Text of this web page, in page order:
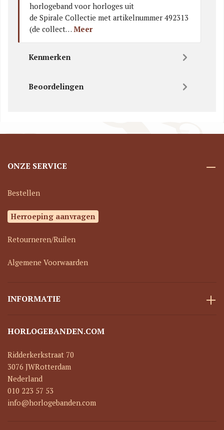
horlogeband voor horloges uit
de Spirale Collectie met artikelnummer 492313
(de collect… Meer
Kenmerken
Beoordelingen
ONZE SERVICE
Bestellen
Herroeping aanvragen
Retourneren/Ruilen
Algemene Voorwaarden
INFORMATIE
HORLOGEBANDEN.COM
Ridderkerkstraat 70
3076 JWRotterdam
Nederland
010 223 57 53
info@horlogebanden.com